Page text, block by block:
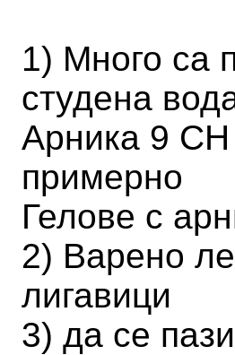
1) Много са
студена
Арника 9 СН
примерно
Гелове с
2) Варено
лигавици
3) да се